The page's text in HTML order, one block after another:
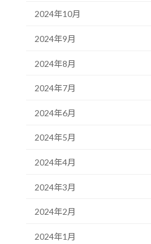
2024年10月
2024年9月
2024年8月
2024年7月
2024年6月
2024年5月
2024年4月
2024年3月
2024年2月
2024年1月